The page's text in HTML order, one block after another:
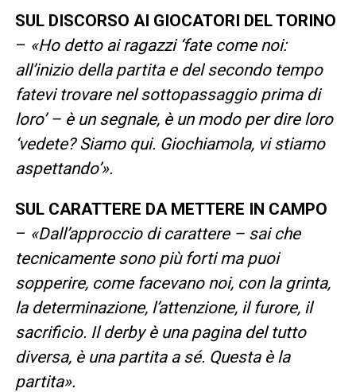
SUL DISCORSO AI GIOCATORI DEL TORINO
– «Ho detto ai ragazzi ‘fate come noi:
all’inizio della partita e del secondo tempo
fatevi trovare nel sottopassaggio prima di
loro’ – è un segnale, è un modo per dire loro
‘vedete? Siamo qui. Giochiamola, vi stiamo
aspettando’».
SUL CARATTERE DA METTERE IN CAMPO
– «Dall’approccio di carattere – sai che
tecnicamente sono più forti ma puoi
sopperire, come facevano noi, con la grinta,
la determinazione, l’attenzione, il furore, il
sacrificio. Il derby è una pagina del tutto
diversa, è una partita a sé. Questa è la
partita».